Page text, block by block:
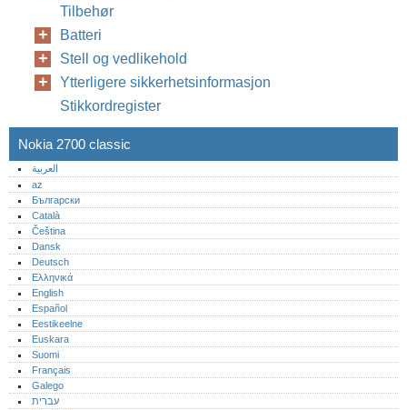
Tilbehør
Batteri
Stell og vedlikehold
Ytterligere sikkerhetsinformasjon
Stikkordregister
Nokia 2700 classic
العربية
az
Български
Català
Čeština
Dansk
Deutsch
Ελληνικά
English
Español
Eestikeelne
Euskara
Suomi
Français
Galego
עברית